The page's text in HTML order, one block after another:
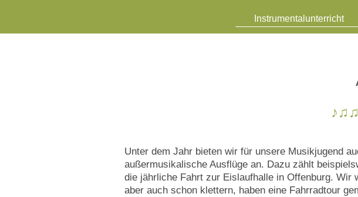
Instrumentalunterricht
Unter dem Jahr bieten wir für unsere Musikjugend
außermusikalische Ausflüge an. Dazu zählt
die jährliche Fahrt zur Eislaufhalle in Offenburg. Wir
aber auch schon klettern, haben eine Fahrradtour